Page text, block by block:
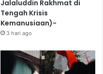
Jalaluddin Rakhmat di
Tengah Krisis
Kemanusiaan)-
3 hari ago